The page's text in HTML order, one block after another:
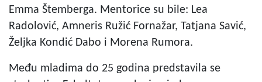
Emma Štemberga. Mentorice su bile: Lea
Radolović, Amneris Ružić Fornažar, Tatjana Savić,
Željka Kondić Dabo i Morena Rumora.
Među mladima do 25 godina predstavila se